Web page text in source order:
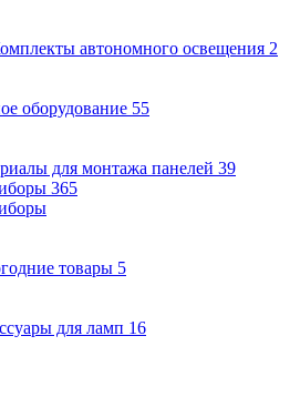
автономного освещения 2
оборудование 55
для монтажа панелей 39
365
товары 5
для ламп 16